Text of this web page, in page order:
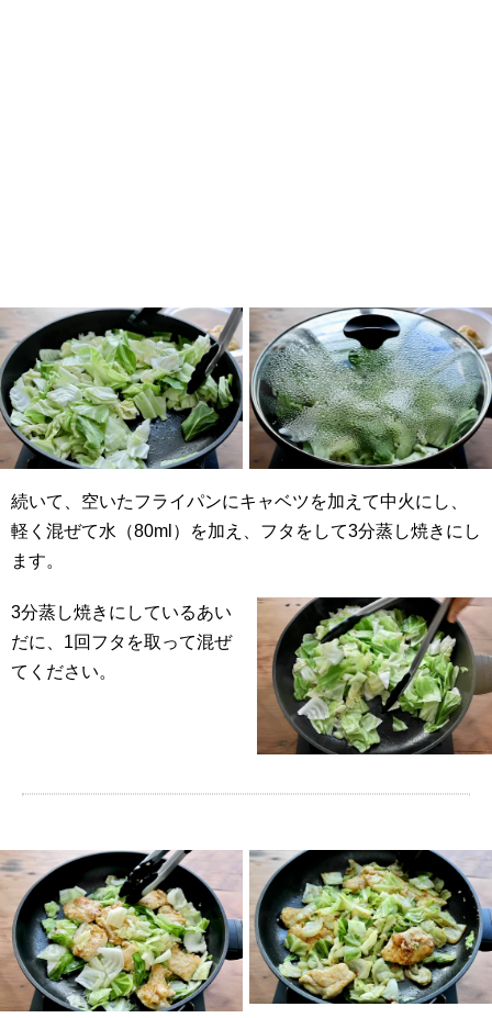
続いて、空いたフライパンにキャベツを加えて中火にし、
軽く混ぜて水（80ml）を加え、フタをして3分蒸し焼きにし
ます。
3分蒸し焼きにしているあい
だに、1回フタを取って混ぜ
てください。